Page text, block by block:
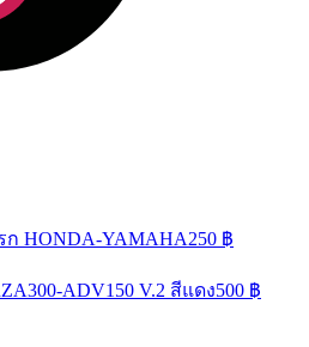
HONDA-YAMAHA250 ฿
ADV150 V.2 สีแดง500 ฿